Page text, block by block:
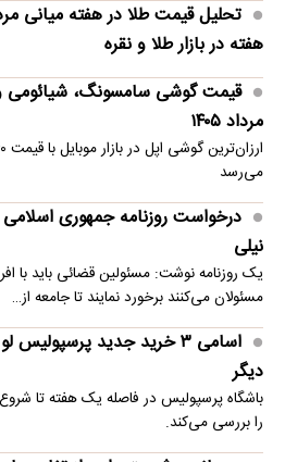
هفته در بازار طلا و نقره
مرداد ۱۴۰۵
می‌رسد
درخواست روزنامه جمهوری اسلامی
نیلی
یک روزنامه نوشت: مسئولین قضائی باید با
مسئولان می‌کنند برخورد نمایند تا جامعه از…
اسامی ۳ خرید جدید
دیگر
باشگاه پرسپولیس در فاصله یک هفته تا
را بررسی می‌کند.